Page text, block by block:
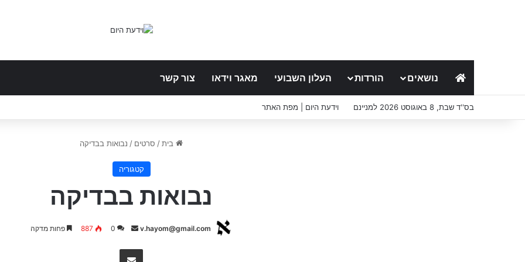
נושאים הורדות העלון השבועי מאגר וידאו צור קשר
בס''ד שבת, 8 באוגוסט 2026 למניינם וידעת היום | מפת האתר
בית/ סרטים / נבואות בבדיקה
קטגוריה
נבואות בבדיקה
v.hayom@gmail.com
Send
email
0
887 פחות מדקה
שתף באמצעות E-Mail